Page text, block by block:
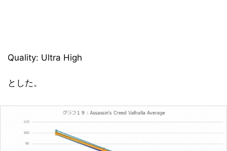
Quality: Ultra High
とした。